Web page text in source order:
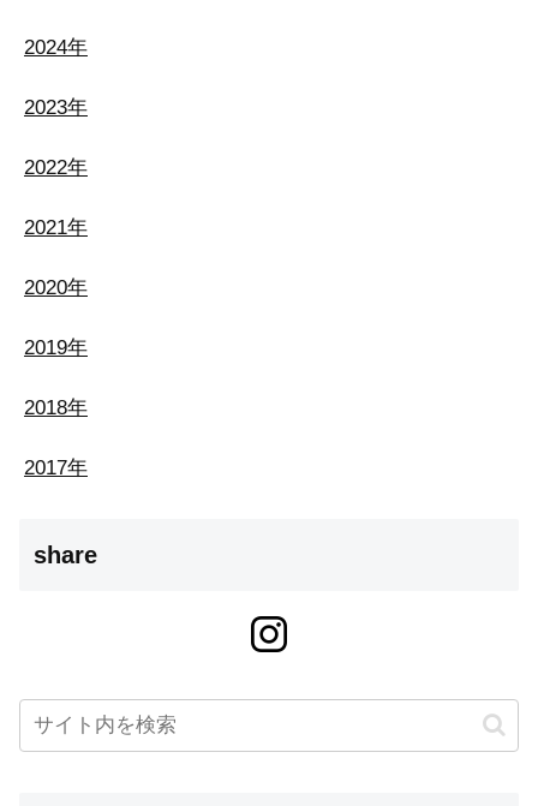
2024年
2023年
2022年
2021年
2020年
2019年
2018年
2017年
share